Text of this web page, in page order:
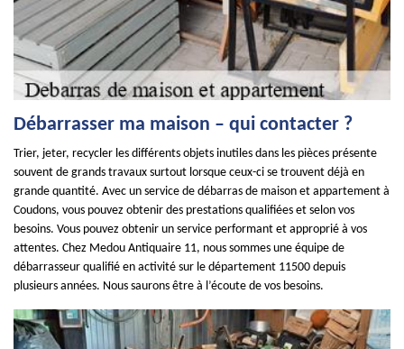
Débarrasser ma maison – qui contacter ?
Trier, jeter, recycler les différents objets inutiles dans les pièces présente
souvent de grands travaux surtout lorsque ceux-ci se trouvent déjà en
grande quantité. Avec un service de débarras de maison et appartement à
Coudons, vous pouvez obtenir des prestations qualifiées et selon vos
besoins. Vous pouvez obtenir un service performant et approprié à vos
attentes. Chez Medou Antiquaire 11, nous sommes une équipe de
débarrasseur qualifié en activité sur le département 11500 depuis
plusieurs années. Nous saurons être à l’écoute de vos besoins.